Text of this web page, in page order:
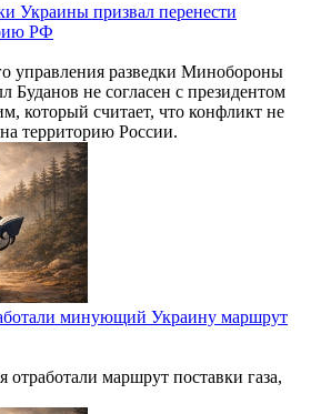
Украины призвал перенести
РФ
управления разведки Минобороны
не согласен с президентом
который считает, что конфликт не
территорию России.
минующий Украину маршрут
отработали маршрут поставки газа,